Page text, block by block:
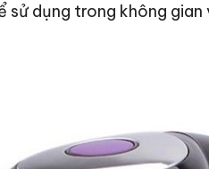
sử dụng trong không